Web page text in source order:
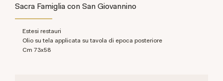
Sacra Famiglia con San Giovannino
Estesi restauri
olio su tela applicata su tavola di epoca posteriore
cm 73x58